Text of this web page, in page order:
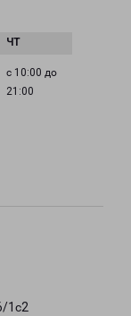
с 10:00 до
21:00
1с2